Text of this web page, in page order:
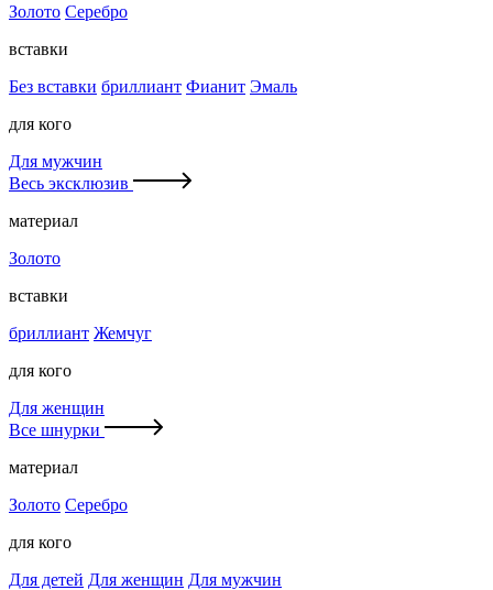
Золото Серебро
вставки
Без вставки бриллиант Фианит Эмаль
для кого
Для мужчин
Весь эксклюзив
материал
Золото
вставки
бриллиант Жемчуг
для кого
Для женщин
Все шнурки
материал
Золото Серебро
для кого
Для детей Для женщин Для мужчин